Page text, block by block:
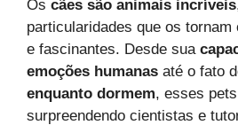
Os cães são animais incríveis
particularidades que os tornam
e fascinantes. Desde sua
emoções humanas até o fato
enquanto dormem, esses
surpreendendo cientistas e